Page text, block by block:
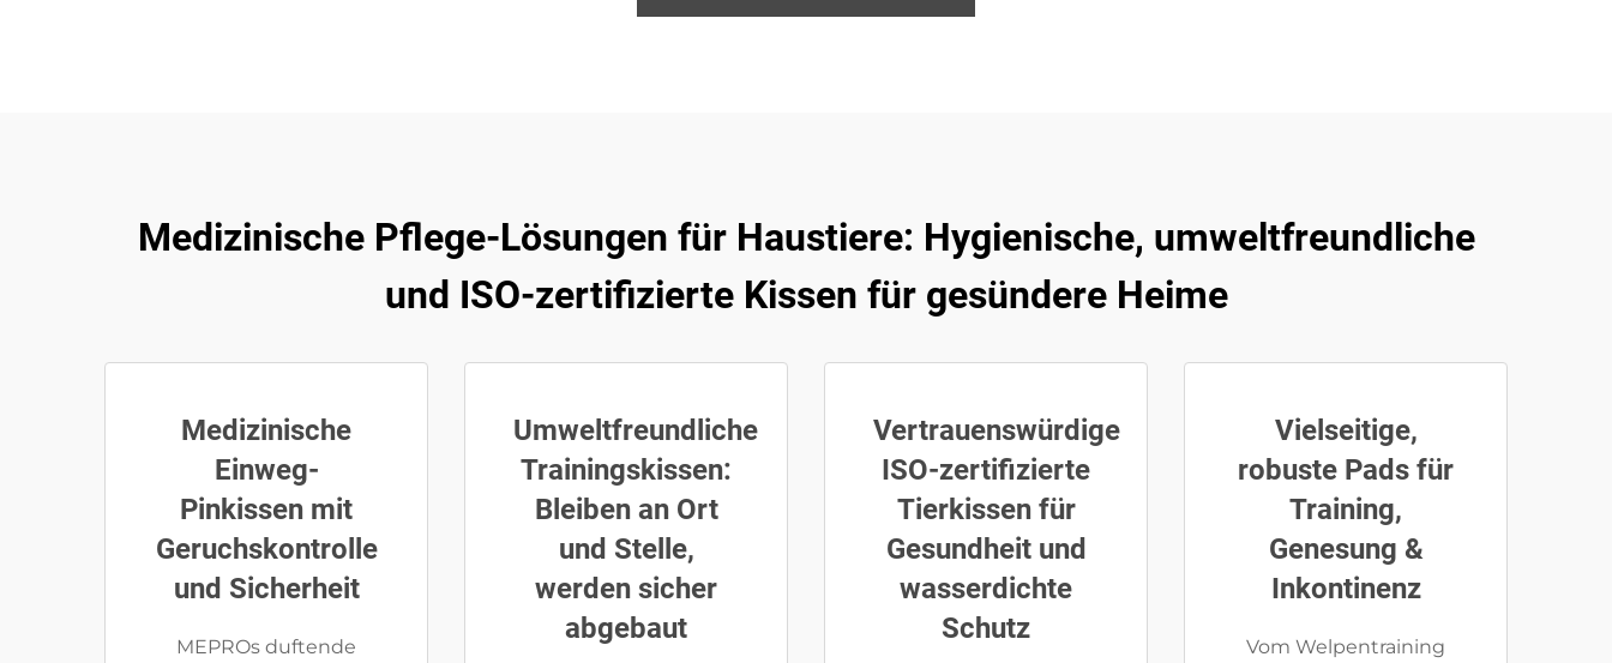
Medizinische Pflege-Lösungen für Haustiere: Hygienische, umweltfreundliche
und ISO-zertifizierte Kissen für gesündere Heime
Medizinische
Einweg-
Pinkissen mit
Geruchskontrolle
und Sicherheit
MEPROs duftende
Umweltfreundliche
Trainingskissen:
Bleiben an Ort
und Stelle,
werden sicher
abgebaut
Vertrauenswürdige
ISO-zertifizierte
Tierkissen für
Gesundheit und
wasserdichte
Schutz
Vielseitige,
robuste Pads für
Training,
Genesung &
Inkontinenz
Vom Welpentraining